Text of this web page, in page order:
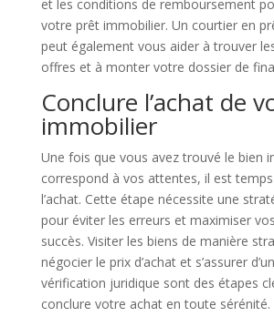
et les conditions de remboursement
votre prêt immobilier. Un courtier en
peut également vous aider à trouver
offres et à monter votre dossier de
Conclure l’achat de
immobilier
Une fois que vous avez trouvé le bien
correspond à vos attentes, il est
l’achat. Cette étape nécessite une
pour éviter les erreurs et maximiser
succès. Visiter les biens de manière
négocier le prix d’achat et s’assurer
vérification juridique sont des étapes
conclure votre achat en toute sérénité.